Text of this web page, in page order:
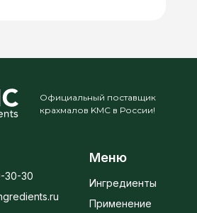
Меню
30-30
Ингредиенты
Применение
Официальный поставщик
крахмалов KMC в России!